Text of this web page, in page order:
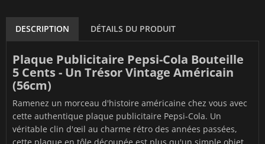
DESCRIPTION DÉTAILS DU PRODUIT
Plaque Publicitaire Pepsi-Cola Bouteille
5 Cents - Un Trésor Vintage Américain
(56cm)
Ramenez un morceau d'histoire américaine chez vous avec
cette authentique plaque publicitaire Pepsi-Cola. Un
véritable clin d'œil au charme rétro des années passées,